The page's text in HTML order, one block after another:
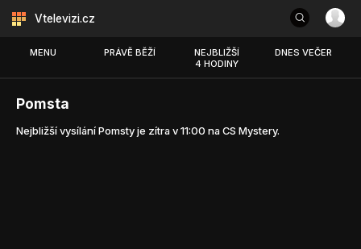
Vtelevizi.cz
MENU PRÁVĚ BĚŽÍ
NEJBLIŽŠÍ
4 HODINY
DNES VEČER
Pomsta
Nejbližší vysílání Pomsty je zítra v 11:00 na CS Mystery.